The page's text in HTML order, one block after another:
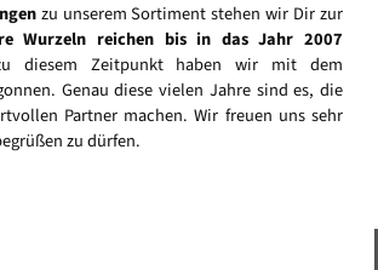
zu unserem Sortiment stehen wir Dir zur
Wurzeln reichen bis in das Jahr 2007
diesem Zeitpunkt haben wir mit dem
Genau diese vielen Jahre sind es, die
Partner machen. Wir freuen uns sehr
zu dürfen.